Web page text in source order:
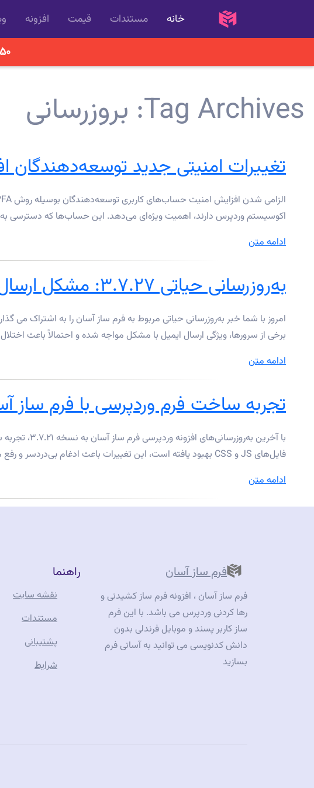
خانه مستندات قیمت افزونه
۲۵۰ هزارتومان
Tag Archives: بروزرسانی
تغییرات امنیتی جدید توسعه‌دهندگان
اکوسیستم وردپرس دارند، اهمیت ویژه‌ای می‌دهد. این حساب‌ها که دسترسی به
ادامه متن“تغییرات
توسعه‌دهندگان
در
وردپرس”
به‌روزرسانی حیاتی ۳.۷.۲۷: مشکل ارسال ایمیل در فرم ساز آسان حل شد
برخی از سرورها، ویژگی ارسال ایمیل با مشکل مواجه شده و احتمالاً باعث
ادامه متن“به‌روزرسانی
۳.۷.۲۷:
مشکل
ایمیل
در
آسان
تجربه ساخت فرم وردپرسی با فرم ساز
فایل‌های JS و CSS بهبود یافته است، این تغییرات باعث ادغام بی‌دردسر و رفع مشکلات سازگاری شده است. ۲. رفع مشکل کپچا: خداحافظی …
ادامه متن“تجربه
فرم
ساز
آسان
به‌روزرسانی‌های
جدید
و
بهتر
فرم ساز آسان
فرم ساز آسان ، افزونه فرم ساز کشیدنی و
رها کردنی وردپرس می باشد. با این فرم
ساز کاربر پسند و موبایل فرندلی بدون
دانش کدنویسی می توانید به آسانی فرم
بسازید
راهنما
نقشه سایت
مستندات
پشتیبانی
شرایط